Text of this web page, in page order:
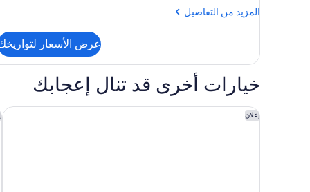
المزيد من التفاصيل
المزيد
الغرفة
عرض الأسعار
خيارات أخرى قد تنال إعجابك
إعلان
اليلا ماياكوبا باي حيات